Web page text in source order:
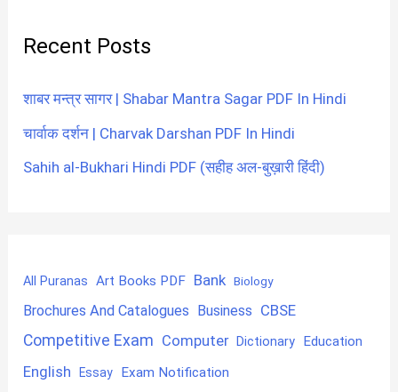
Recent Posts
शाबर मन्त्र सागर | Shabar Mantra Sagar PDF In Hindi
चार्वाक दर्शन | Charvak Darshan PDF In Hindi
Sahih al-Bukhari Hindi PDF (सहीह अल-बुख़ारी हिंदी)
All Puranas Art Books PDF Bank Biology
Brochures And Catalogues Business CBSE
Competitive Exam Computer Dictionary Education
English Essay Exam Notification